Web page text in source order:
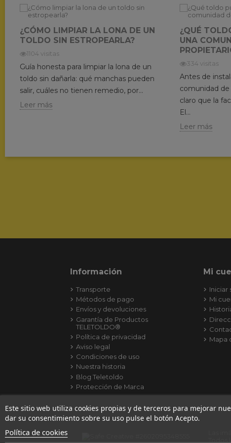
¿CÓMO LIMPIAR LA LONA DE UN
TOLDO SIN ESTROPEARLA?
1104 visitas
Guía honesta para limpiar la lona de un
toldo sin dañarla: qué manchas pueden
salir, cuáles no tienen remedio, por...
Leer más
¿QUÉ
UNA
334 visitas
Antes de
comunidad
claro que la
El...
Leer más
Información
Transporte
Métodos de pago
Envíos y devoluciones
Garantía de Productos
TELETOLDO®
Política de privacidad
Aviso legal
Condiciones de uso
Nuestra historia
Blog Teletoldo
Protección de Marca
Mi
Iniciar
Mi
Mapa
Este sitio web utiliza cookies propias y de terceros para mejorar
dar su consentimiento sobre su uso pulse el botón Acepto.
Política de cookies